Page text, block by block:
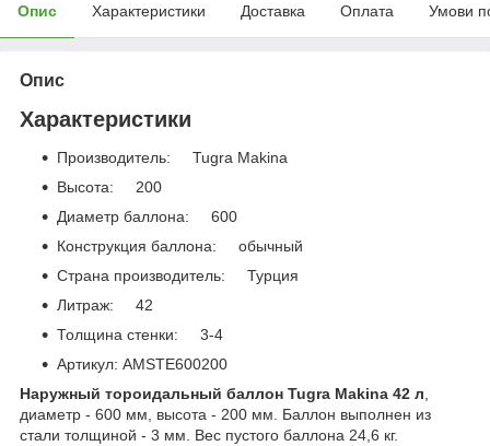
Опис Характеристики Доставка Оплата Умови
Опис
Характеристики
Производитель: Tugra Makina
Высота: 200
Диаметр баллона: 600
Конструкция баллона: обычный
Страна производитель: Турция
Литраж: 42
Толщина стенки: 3-4
Артикул: AMSTE600200
Наружный тороидальный баллон Tugra Makina 42 л,
диаметр - 600 мм, высота - 200 мм. Баллон выполнен из
стали толщиной - 3 мм. Вес пустого баллона 24,6 кг.